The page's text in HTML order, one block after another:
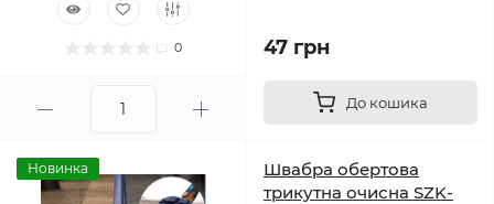
0 47 грн
До кошика
Новинка
Швабра обертова
трикутна очисна SZK-